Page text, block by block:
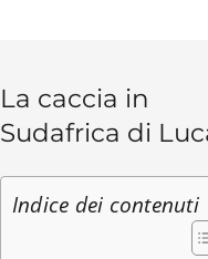
La caccia in
Sudafrica di
Indice dei contenuti